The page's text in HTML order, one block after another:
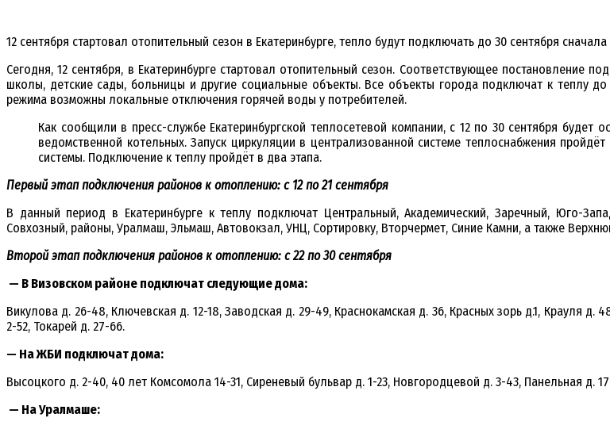
12 сентября стартовал отопительный сезон в Екатеринбурге, тепло будут подключать до 30 сентября
Сегодня, 12 сентября, в Екатеринбурге стартовал отопительный сезон. Соответствующее постановление
школы, детские сады, больницы и другие социальные объекты. Все объекты города подключат к теплу
режима возможны локальные отключения горячей воды у потребителей.
Как сообщили в пресс-службе Екатеринбургской теплосетевой компании, с 12 по 30 сентября
ведомственной котельных. Запуск циркуляции в централизованной системе теплоснабжения
системы. Подключение к теплу пройдёт в два этапа.
Первый этап подключения районов к отоплению: с 12 по 21 сентября
В данный период в Екатеринбурге к теплу подключат Центральный, Академический, Заречный, Юго-
Совхозный, районы, Уралмаш, Эльмаш, Автовокзал, УНЦ, Сортировку, Вторчермет, Синие Камни, а также
Второй этап подключения районов к отоплению: с 22 по 30 сентября
— В Визовском районе подключат следующие дома:
Викулова д. 26-48, Ключевская д. 12-18, Заводская д. 29-49, Краснокамская д. 36, Красных зорь д.1, Крауля д.
2-52, Токарей д. 27-66.
— На ЖБИ подключат дома:
Высоцкого д. 2-40, 40 лет Комсомола 14-31, Сиреневый бульвар д. 1-23, Новгородцевой д. 3-43, Панельная д.
— На Уралмаше: